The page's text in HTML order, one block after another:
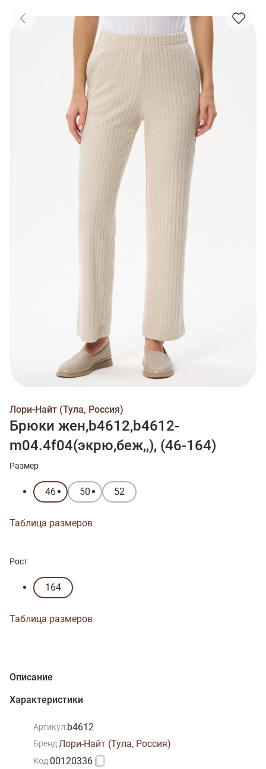
Лори-Найт (Тула, Россия)
Брюки жен,b4612,b4612-
m04.4f04(экрю,беж,,), (46-164)
Размер
46 50 52
Таблица размеров
Рост
164
Таблица размеров
Описание
Характеристики
Артикул:b4612
Бренд:Лори-Найт (Тула, Россия)
Код:00120336